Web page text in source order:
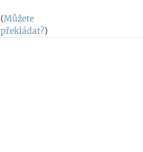
(Můžete
překládat?)